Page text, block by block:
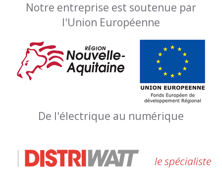
Notre entreprise est soutenue par
l'Union Européenne
De l'électrique au numérique
le spécialiste